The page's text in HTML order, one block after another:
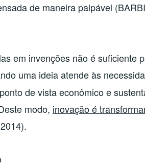
de maneira palpável
em invenções não é suficiente
uma ideia atende às
de vista econômico e
modo, inovação é